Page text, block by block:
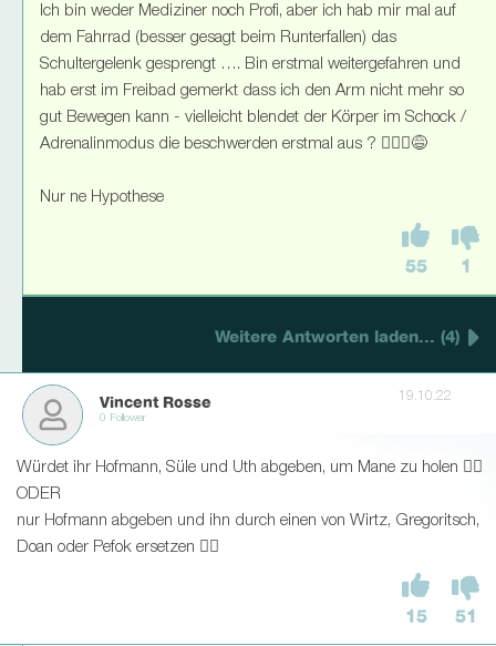
Ich bin weder Mediziner noch Profi, aber ich hab mir mal auf
dem Fahrrad (besser gesagt beim Runterfallen) das
Schultergelenk gesprengt …. Bin erstmal weitergefahren und
hab erst im Freibad gemerkt dass ich den Arm nicht mehr so
gut Bewegen kann - vielleicht blendet der Körper im Schock /
Adrenalinmodus die beschwerden erstmal aus ? 🤷🏼‍♂😅
Nur ne Hypothese
55 1
Weitere Antworten laden... (4)
Vincent Rosse
0 Follower
19.10.22
Würdet ihr Hofmann, Süle und Uth abgeben, um Mane zu holen 👍🏼
ODER
nur Hofmann abgeben und ihn durch einen von Wirtz, Gregoritsch,
Doan oder Pefok ersetzen 👎🏼
15 51